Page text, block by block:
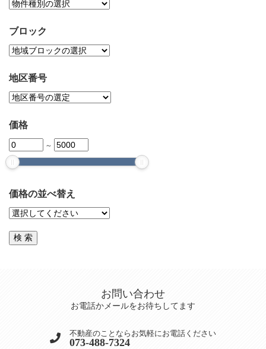
ブロック
地区番号
価格
～
価格の並べ替え
お問い合わせ
お電話かメールをお待ちしてます
不動産のことならお気軽にお電話ください
073-488-7324